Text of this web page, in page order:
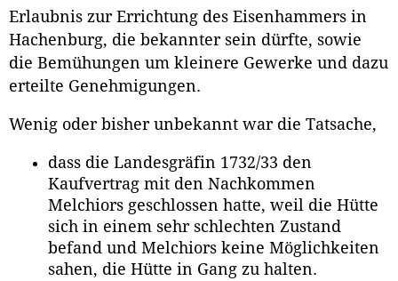
Erlaubnis zur Errichtung des Eisenhammers in
Hachenburg, die bekannter sein dürfte, sowie
die Bemühungen um kleinere Gewerke und dazu
erteilte Genehmigungen.
Wenig oder bisher unbekannt war die Tatsache,
dass die Landesgräfin 1732/33 den
Kaufvertrag mit den Nachkommen
Melchiors geschlossen hatte, weil die Hütte
sich in einem sehr schlechten Zustand
befand und Melchiors keine Möglichkeiten
sahen, die Hütte in Gang zu halten.